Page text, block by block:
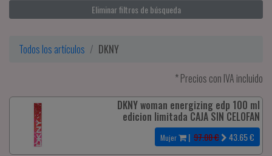
Eliminar filtros de búsqueda
Todos los artículos
DKNY
* Precios con IVA incluido
DKNY woman energizing edp 100 ml
edicion limitada CAJA SIN CELOFAN
Mujer | 97.00 € 43.65€